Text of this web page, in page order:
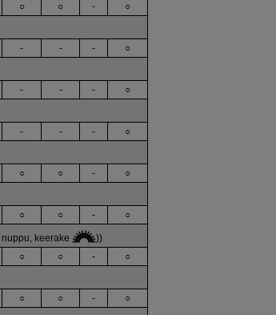
○ ○ - ○
- - - ○
- - - ○
- - - ○
○ ○ - ○
○ ○ - ○
keerake
))
○ ○ - ○
○ ○ - ○